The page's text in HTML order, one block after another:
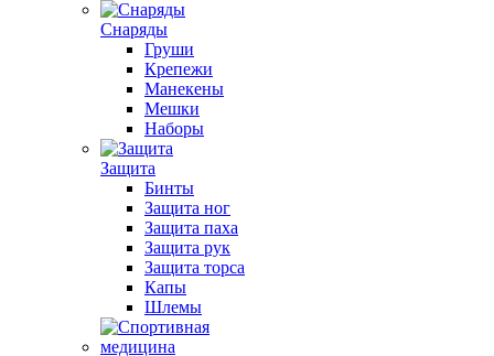
Снаряды
Груши
Крепежи
Манекены
Мешки
Наборы
Защита
Бинты
Защита ног
Защита паха
Защита рук
Защита торса
Капы
Шлемы